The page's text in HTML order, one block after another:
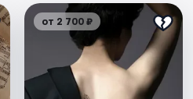
от 2 700 ₽